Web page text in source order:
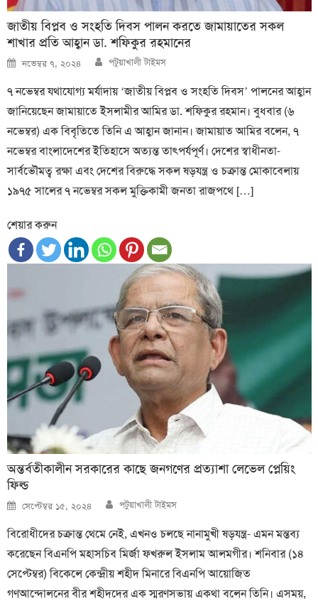
জাতীয় বিপ্লব ও সংহতি দিবস পালন করতে জামায়াতের সকল
শাখার প্রতি আহ্বান ডা. শফিকুর রহমানের
Posted
on
নভেম্বর ৭, ২০২৪ Author
পটুয়াখালী টাইমস
৭ নভেম্বর যথাযোগ্য মর্যাদায় ‘জাতীয় বিপ্লব ও সংহতি দিবস’ পালনের আহ্বান
জানিয়েছেন জামায়াতে ইসলামীর আমির ডা. শফিকুর রহমান। বুধবার (৬
নভেম্বর) এক বিবৃতিতে তিনি এ আহ্বান জানান। জামায়াত আমির বলেন, ৭
নভেম্বর বাংলাদেশের ইতিহাসে অত্যন্ত তাৎপর্যপূর্ণ। দেশের স্বাধীনতা-
সার্বভৌমত্ব রক্ষা এবং দেশের বিরুদ্ধে সকল ষড়যন্ত্র ও চক্রান্ত মোকাবেলায়
১৯৭৫ সালের ৭ নভেম্বর সকল মুক্তিকামী জনতা রাজপথে […]
শেয়ার করুন
অন্তর্বতীকালীন সরকারের কাছে জনগণের প্রত্যাশা লেভেল প্লেয়িং
ফিল্ড
Posted
on
সেপ্টেম্বর ১৫, ২০২৪ Author
পটুয়াখালী টাইমস
বিরোধীদের চক্রান্ত থেমে নেই, এখনও চলছে নানামুখী ষড়যন্ত্র- এমন মন্তব্য
করেছেন বিএনপি মহাসচিব মির্জা ফখরুল ইসলাম আলমগীর। শনিবার (১৪
সেপ্টেম্বর) বিকেলে কেন্দ্রীয় শহীদ মিনারে বিএনপি আয়োজিত
গণআন্দোলনের বীর শহীদদের এক স্মরণসভায় একথা বলেন তিনি। এসময়,